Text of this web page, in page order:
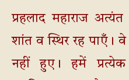
प्रहलाद महाराज अत्यंत
शांत व स्थिर रह
नहीं हुए। हमें प्रत्येक